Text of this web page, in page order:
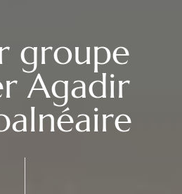
groupe
Agadir